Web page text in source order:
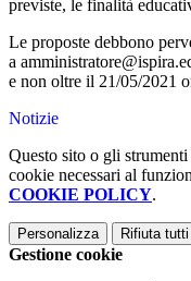
previste, le finalità
Le proposte debbono
a
e non oltre il 21/05/2021
Notizie
Questo sito o gli
cookie necessari al
COOKIE POLICY.
Personalizza Rifiuta tutti
Gestione cookie